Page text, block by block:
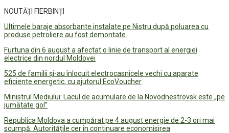
NOUTĂȚI FIERBINȚI
Ultimele baraje absorbante instalate pe Nistru după poluarea cu
produse petroliere au fost demontate
Furtuna din 6 august a afectat o linie de transport al energiei
electrice din nordul Moldovei
525 de familii și-au înlocuit electrocasnicele vechi cu aparate
eficiente energetic, cu ajutorul EcoVoucher
Ministrul Mediului: Lacul de acumulare de la Novodnestrovsk este „pe
jumătate gol”
Republica Moldova a cumpărat pe 4 august energie de 2-3 ori mai
scumpă. Autoritățile cer în continuare economisirea